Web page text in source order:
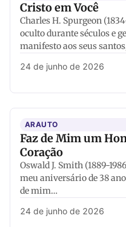
Cristo em Você
Charles H. Spurgeon
oculto durante séculos e
manifesto aos seus
24 de junho de 2026
ARAUTO
Faz de Mim um
Coração
Oswald J. Smith (1889-
meu aniversário de 38
de mim…
24 de junho de 2026